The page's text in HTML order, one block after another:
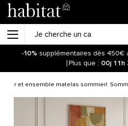
-10% supplémentaires dès 450€
Plus que : 00j 11h
et ensemble matelas sommier